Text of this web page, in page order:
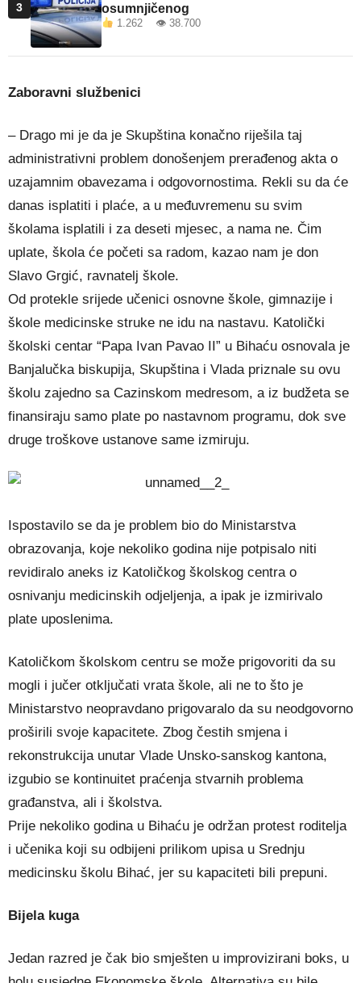
3
osumnjičenog
1.262 👁 38.700
Zaboravni službenici
– Drago mi je da je Skupština konačno riješila taj
administrativni problem donošenjem prerađenog akta o
uzajamnim obavezama i odgovornostima. Rekli su da će
danas isplatiti i plaće, a u međuvremenu su svim
školama isplatili i za deseti mjesec, a nama ne. Čim
uplate, škola će početi sa radom, kazao nam je don
Slavo Grgić, ravnatelj škole.
Od protekle srijede učenici osnovne škole, gimnazije i
škole medicinske struke ne idu na nastavu. Katolički
školski centar “Papa Ivan Pavao II” u Bihaću osnovala je
Banjalučka biskupija, Skupština i Vlada priznale su ovu
školu zajedno sa Cazinskom medresom, a iz budžeta se
finansiraju samo plate po nastavnom programu, dok sve
druge troškove ustanove same izmiruju.
Ispostavilo se da je problem bio do Ministarstva
obrazovanja, koje nekoliko godina nije potpisalo niti
revidiralo aneks iz Katoličkog školskog centra o
osnivanju medicinskih odjeljenja, a ipak je izmirivalo
plate uposlenima.
Katoličkom školskom centru se može prigovoriti da su
mogli i jučer otključati vrata škole, ali ne to što je
Ministarstvo neopravdano prigovaralo da su neodgovorno
proširili svoje kapacitete. Zbog čestih smjena i
rekonstrukcija unutar Vlade Unsko-sanskog kantona,
izgubio se kontinuitet praćenja stvarnih problema
građanstva, ali i školstva.
Prije nekoliko godina u Bihaću je održan protest roditelja
i učenika koji su odbijeni prilikom upisa u Srednju
medicinsku školu Bihać, jer su kapaciteti bili prepuni.
Bijela kuga
Jedan razred je čak bio smješten u improvizirani boks, u